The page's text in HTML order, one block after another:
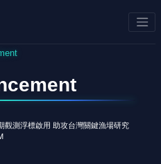
觀測浮標啟用 助攻台灣關鍵漁場研究